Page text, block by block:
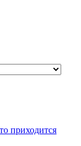
приходится